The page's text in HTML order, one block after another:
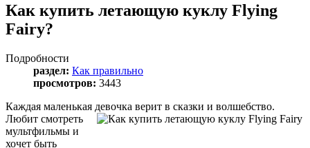
Как купить летающую куклу Flying
Fairy?
Подробности
раздел: Как правильно
просмотров: 3443
Каждая маленькая девочка верит в сказки и волшебство.
Любит смотреть
мультфильмы и
хочет быть